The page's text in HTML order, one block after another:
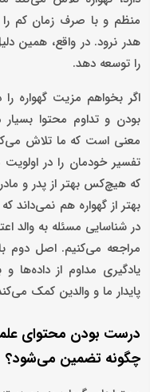
منظم و با صرف زمان کم را
هدر نرود. در واقع، همین
را توسعه دهد.
اگر بخواهم مزیت گهواره
بودن و تداوم محتوا
معنی است که ما تلاش
تفسیر خودمان را در اولویت
که هیچ‌کس بهتر از پدر و
بهتر از گهواره هم نمی‌داند
در شناسایی مسئله به والد
مراجعه می‌کنیم. اصل دوم
یادگیری مداوم از داده‌ها
پایدار ما و والدین کمک
درست بودن محتوای
چگونه تضمین می‌شود؟